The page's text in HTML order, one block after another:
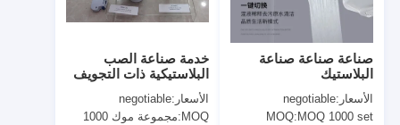
خدمة صناعة الصب
البلاستيكية ذات التجويف
الواحد
الأسعار:negotiable
MOQ: مجموعة موك 1000
صناعة صناعة صناعة
البلاستيك
الأسعار:negotiable
MOQ:MOQ 1000 set